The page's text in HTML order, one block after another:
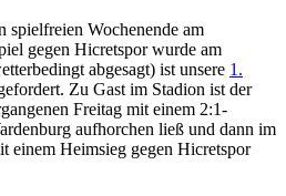
Wochenende am
gegen Hicretspor wurde am
abgesagt) ist unsere 1.
Zu Gast im Stadion ist der
Freitag mit einem 2:1-
aufhorchen ließ und dann im
einem Heimsieg gegen Hicretspor